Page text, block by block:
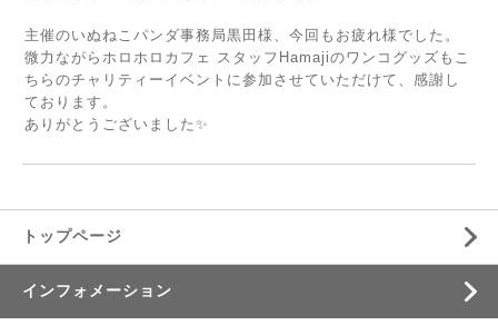
主催のいぬねこパンダ事務局黒田様、今回もお疲れ様でした。
微力ながらホロホロカフェ スタッフHamajiのワンコグッズもこ
ちらのチャリティーイベントに参加させていただけて、感謝し
ております。
ありがとうございました✨
トップページ
インフォメーション